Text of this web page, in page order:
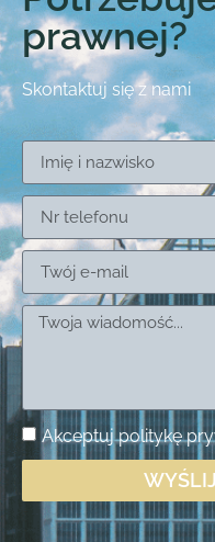
prawnej?
Skontaktuj się z nami
Akceptujpolitykę